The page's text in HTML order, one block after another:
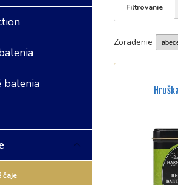
balenia
čaje
Filtrovanie
Zoradenie